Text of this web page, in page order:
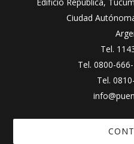
Edificio República,
Ciudad
Tel.
Tel. 0800-
Tel.